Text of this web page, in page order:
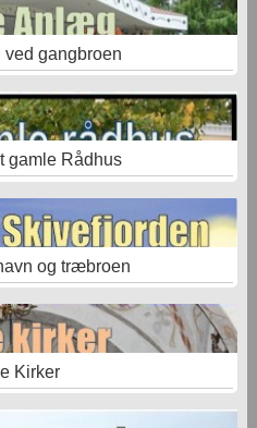
gangbroen
gamle Rådhus
og træbroen
Kirker